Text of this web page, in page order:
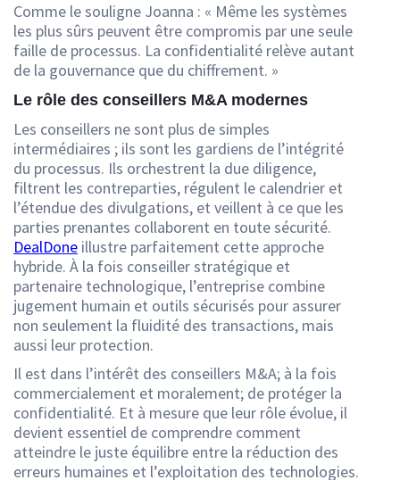
Comme le souligne Joanna : « Même les systèmes
les plus sûrs peuvent être compromis par une seule
faille de processus. La confidentialité relève autant
de la gouvernance que du chiffrement. »
Le rôle des conseillers M&A modernes
Les conseillers ne sont plus de simples
intermédiaires ; ils sont les gardiens de l’intégrité
du processus. Ils orchestrent la due diligence,
filtrent les contreparties, régulent le calendrier et
l’étendue des divulgations, et veillent à ce que les
parties prenantes collaborent en toute sécurité.
DealDone illustre parfaitement cette approche
hybride. À la fois conseiller stratégique et
partenaire technologique, l’entreprise combine
jugement humain et outils sécurisés pour assurer
non seulement la fluidité des transactions, mais
aussi leur protection.
Il est dans l’intérêt des conseillers M&A; à la fois
commercialement et moralement; de protéger la
confidentialité. Et à mesure que leur rôle évolue, il
devient essentiel de comprendre comment
atteindre le juste équilibre entre la réduction des
erreurs humaines et l’exploitation des technologies.